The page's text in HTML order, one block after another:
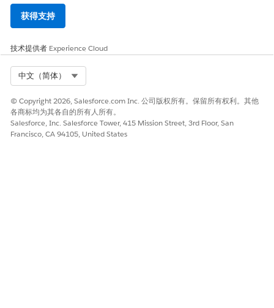
关更多信息，请查看
设置 Automotive Scheduler，以安排试驾和服务预约。见
Automotive Cloud 中设置
本文章是否解决您的问题？
请与我们共享您的想法，以便我们进行改进！
是 否
获得支持
技术提供者 Experience Cloud
中文（简体）
© Copyright 2026, Salesforce.com Inc. 公司版权所有。保留所有权利。其他
各商标均为其各自的所有人所有。
Salesforce, Inc. Salesforce Tower, 415 Mission Street, 3rd Floor, San
Francisco, CA 94105, United States